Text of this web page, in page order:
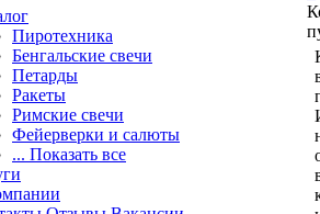
Пиротехника
Бенгальские свечи
Петарды
Ракеты
Римские свечи
Фейерверки и салюты
... Показать все